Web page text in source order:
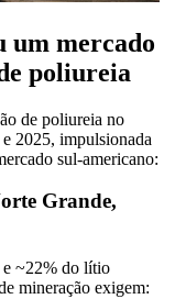
um mercado
poliureia
de poliureia no
2025, impulsionada
sul-americano:
Grande,
~22% do lítio
mineração exigem: